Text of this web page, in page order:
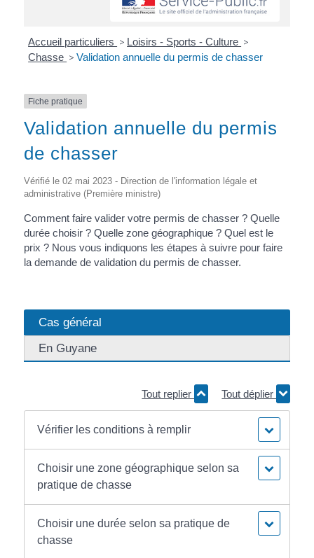
Accueil particuliers > Loisirs - Sports - Culture >
Chasse > Validation annuelle du permis de chasser
Fiche pratique
Validation annuelle du permis
de chasser
Vérifié le 02 mai 2023 - Direction de l'information légale et
administrative (Première ministre)
Comment faire valider votre permis de chasser ? Quelle
durée choisir ? Quelle zone géographique ? Quel est le
prix ? Nous vous indiquons les étapes à suivre pour faire
la demande de validation du permis de chasser.
Cas général
En Guyane
Tout replier Tout déplier
Vérifier les conditions à remplir
Choisir une zone géographique selon sa
pratique de chasse
Choisir une durée selon sa pratique de
chasse